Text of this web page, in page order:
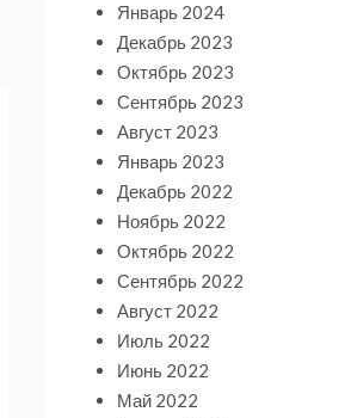
Январь 2024
Декабрь 2023
Октябрь 2023
Сентябрь 2023
Август 2023
Январь 2023
Декабрь 2022
Ноябрь 2022
Октябрь 2022
Сентябрь 2022
Август 2022
Июль 2022
Июнь 2022
Май 2022